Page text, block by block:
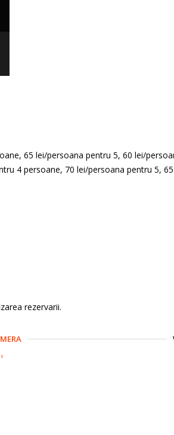
65 lei/persoana pentru 5, 60 lei/
4 persoane, 70 lei/persoana pentru 5,
rezervarii.